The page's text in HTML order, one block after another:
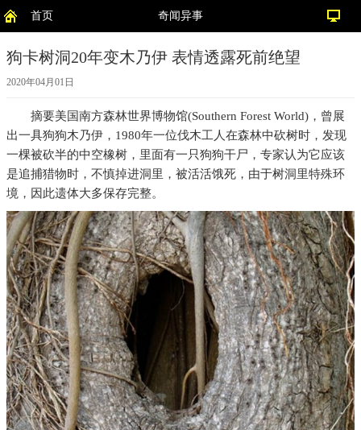
首页 奇闻异事
狗卡树洞20年变木乃伊 表情透露死前绝望
2020年04月01日
摘要美国南方森林世界博物馆(Southern Forest World)，曾展
出一具狗狗木乃伊，1980年一位伐木工人在森林中砍树时，发现
一棵被砍半的中空橡树，里面有一只狗狗干尸，专家认为它应该
是追捕猎物时，不慎掉进洞里，被活活饿死，由于树洞里特殊环
境，因此遗体大多保存完整。